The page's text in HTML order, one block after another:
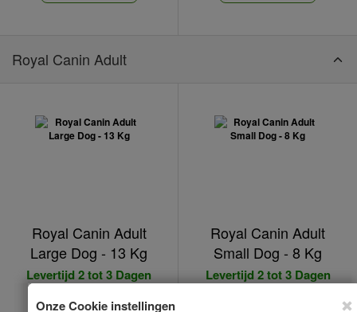
Royal Canin Adult
Royal Canin Adult
Large Dog - 13 Kg
Levertijd 2 tot 3 Dagen
*
Royal Canin Adult
Small Dog - 8 Kg
Levertijd 2 tot 3 Dagen